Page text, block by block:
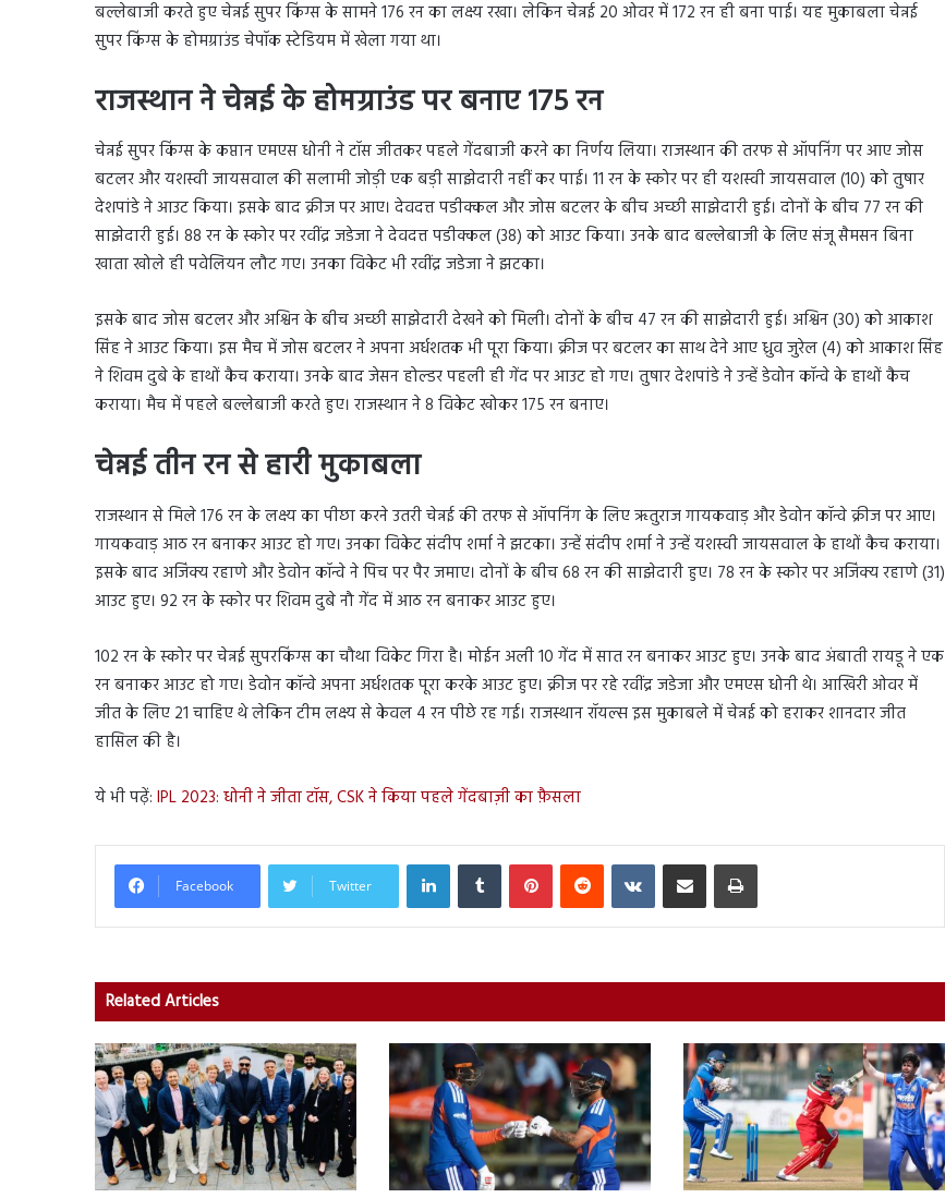
बल्लेबाजी करते हुए चेन्नई सुपर किंग्स के सामने 176 रन का लक्ष्य रखा। लेकिन चेन्नई 20 ओवर में 172 रन ही बना पाई। यह मुकाबला चेन्नई
सुपर किंग्स के होमग्राउंड चेपॉक स्टेडियम में खेला गया था।
राजस्थान ने चेन्नई के होमग्राउंड पर बनाए 175 रन
चेन्नई सुपर किंग्स के कप्तान एमएस धोनी ने टॉस जीतकर पहले गेंदबाजी करने का निर्णय लिया। राजस्थान की तरफ से ऑपनिंग पर आए जोस
बटलर और यशस्वी जायसवाल की सलामी जोड़ी एक बड़ी साझेदारी नहीं कर पाई। 11 रन के स्कोर पर ही यशस्वी जायसवाल (10) को तुषार
देशपांडे ने आउट किया। इसके बाद क्रीज पर आए। देवदत्त पडीक्कल और जोस बटलर के बीच अच्छी साझेदारी हुई। दोनों के बीच 77 रन की
साझेदारी हुई। 88 रन के स्कोर पर रवींद्र जडेजा ने देवदत्त पडीक्कल (38) को आउट किया। उनके बाद बल्लेबाजी के लिए संजू सैमसन बिना
खाता खोले ही पवेलियन लौट गए। उनका विकेट भी रवींद्र जडेजा ने झटका।
इसके बाद जोस बटलर और अश्विन के बीच अच्छी साझेदारी देखने को मिली। दोनों के बीच 47 रन की साझेदारी हुई। अश्विन (30) को आकाश
सिंह ने आउट किया। इस मैच में जोस बटलर ने अपना अर्धशतक भी पूरा किया। क्रीज पर बटलर का साथ देने आए ध्रुव जुरेल (4) को आकाश सिंह
ने शिवम दुबे के हाथों कैच कराया। उनके बाद जेसन होल्डर पहली ही गेंद पर आउट हो गए। तुषार देशपांडे ने उन्हें डेवोन कॉन्वे के हाथों कैच
कराया। मैच में पहले बल्लेबाजी करते हुए। राजस्थान ने 8 विकेट खोकर 175 रन बनाए।
चेन्नई तीन रन से हारी मुकाबला
राजस्थान से मिले 176 रन के लक्ष्य का पीछा करने उतरी चेन्नई की तरफ से ऑपनिंग के लिए ऋतुराज गायकवाड़ और डेवोन कॉन्वे क्रीज पर आए।
गायकवाड़ आठ रन बनाकर आउट हो गए। उनका विकेट संदीप शर्मा ने झटका। उन्हें संदीप शर्मा ने उन्हें यशस्वी जायसवाल के हाथों कैच कराया।
इसके बाद अजिंक्य रहाणे और डेवोन कॉन्वे ने पिच पर पैर जमाए। दोनों के बीच 68 रन की साझेदारी हुए। 78 रन के स्कोर पर अजिंक्य रहाणे (31)
आउट हुए। 92 रन के स्कोर पर शिवम दुबे नौ गेंद में आठ रन बनाकर आउट हुए।
102 रन के स्कोर पर चेन्नई सुपरकिंग्स का चौथा विकेट गिरा है। मोईन अली 10 गेंद में सात रन बनाकर आउट हुए। उनके बाद अंबाती रायडू ने एक
रन बनाकर आउट हो गए। डेवोन कॉन्वे अपना अर्धशतक पूरा करके आउट हुए। क्रीज पर रहे रवींद्र जडेजा और एमएस धोनी थे। आखिरी ओवर में
जीत के लिए 21 चाहिए थे लेकिन टीम लक्ष्य से केवल 4 रन पीछे रह गई। राजस्थान रॉयल्स इस मुकाबले में चेन्नई को हराकर शानदार जीत
हासिल की है।
ये भी पढ़ें: IPL 2023: धोनी ने जीता टॉस, CSK ने किया पहले गेंदबाज़ी का फ़ैसला
Facebook Twitter
LinkedInTumblr PinterestReddit VKontakteShare via Email Print
Related Articles